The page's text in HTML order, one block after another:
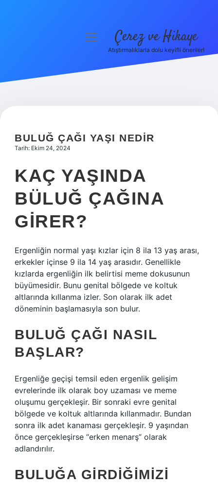
Hakkımızda
menüyü Çerez ve Hikaye
Atıştırmalıklarla dolu keyifli öneriler!
BULUĞ ÇAĞI YAŞI NEDIR
Tarih: Ekim 24, 2024
KAÇ YAŞINDA
BÜLUĞ ÇAĞINA
GIRER?
Ergenliğin normal yaşı kızlar için 8 ila 13 yaş arası,
erkekler içinse 9 ila 14 yaş arasıdır. Genellikle
kızlarda ergenliğin ilk belirtisi meme dokusunun
büyümesidir. Bunu genital bölgede ve koltuk
altlarında kıllanma izler. Son olarak ilk adet
döneminin başlamasıyla son bulur.
BULUĞ ÇAĞI NASIL
BAŞLAR?
Ergenliğe geçişi temsil eden ergenlik gelişim
evrelerinde ilk olarak boy uzaması ve meme
oluşumu gerçekleşir. Bir sonraki evre genital
bölgede ve koltuk altlarında kıllanmadır. Bundan
sonra ilk adet kanaması gerçekleşir. 9 yaşından
önce gerçekleşirse “erken menarş” olarak
adlandırılır.
BULUĞA GIRDIĞIMIZI